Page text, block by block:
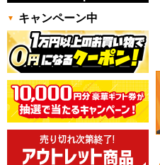
キャンペーン中